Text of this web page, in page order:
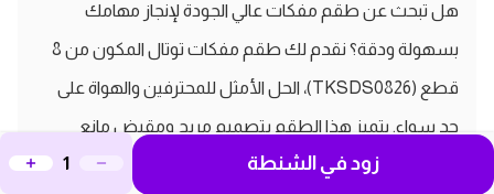
هل تبحث عن طقم مفكات عالي الجودة لإنجاز مهامك
بسهولة ودقة؟ نقدم لك طقم مفكات توتال المكون من 8
قطع (TKSDS0826)، الحل الأمثل للمحترفين والهواة على
حد سواء. يتميز هذا الطقم بتصميم مريح ومقبض مانع
للانزلاق لتوفير أقصى قدر من التحكم والراحة أثناء الاستخدام.
زود في الشنطة